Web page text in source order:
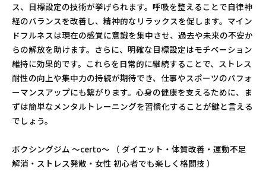
ス、目標設定の技術が挙げられます。呼吸を整えることで自律神
経のバランスを改善し、精神的なリラックスを促します。マイン
ドフルネスは現在の感覚に意識を集中させ、過去や未来の不安か
らの解放を助けます。さらに、明確な目標設定はモチベーション
維持に効果的です。これらを日常的に継続することで、ストレス
耐性の向上や集中力の持続が期待でき、仕事やスポーツのパフォ
ーマンスアップにも繋がります。心身の健康を支えるために、ま
ずは簡単なメンタルトレーニングを習慣化することが鍵と言える
でしょう。
ボクシングジム ～certo～ （ ダイエット・体質改善・運動不足
解消・ストレス発散・女性 初心者でも楽しく格闘技 ）